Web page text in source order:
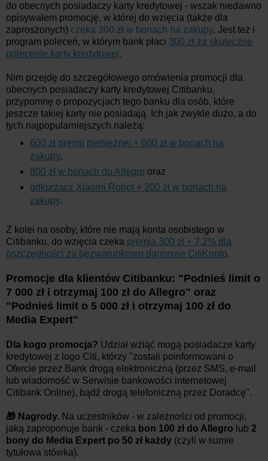
do obecnych posiadaczy karty kredytowej - wszak niedawno
opisywałem promocję, w której do wzięcia (także dla
zaproszonych) czeka 300 zł w bonach na zakupy. Jest też i
program poleceń, w którym bank płaci 300 zł za skuteczne
polecenie karty kredytowej.
Nim przejdę do szczegółowego omówienia promocji dla
obecnych posiadaczy karty kredytowej Citibanku,
przypomnę o propozycjach tego banku dla osób, które
jeszcze takiej karty nie posiadają. Ich jak zwykle dużo, a do
tych najpopularniejszych należą:
600 zł premii pieniężnej + 600 zł w bonach na
zakupy,
800 zł w bonach do Allegro oraz
odkurzacz Xiaomi Robot + 200 zł w bonach na
zakupy.
Z kolei na osoby, które nie mają konta osobistego w
Citibanku, do wzięcia czeka premia 300 zł + 7,2% dla
oszczędności za bezwarunkowo darmowe CitiKonto.
Promocje dla klientów Citibanku: "Podnieś limit o
7 000 zł i otrzymaj 100 zł do Allegro" oraz
"Podnieś limit o 5 000 zł i otrzymaj 100 zł do
Media Expert"
Dla kogo promocja? Udział wziąć mogą posiadacze karty
kredytowej z logo Citi, którzy "zostali poinformowani o
Ofercie przez Bank drogą elektroniczną (przez SMS, e-mail
lub wiadomość w Serwisie bankowości internetowej
Citibank Online), bądź drogą telefoniczną przez Doradcę".
🎁 Nagrody. Na uczestników - w zależności od promocji,
jaką zaproponuje bank - czeka bon 100 zł do Allegro lub 2
bony do Media Expert po 50 zł każdy (czyli w sumie
tytułowa stówka).